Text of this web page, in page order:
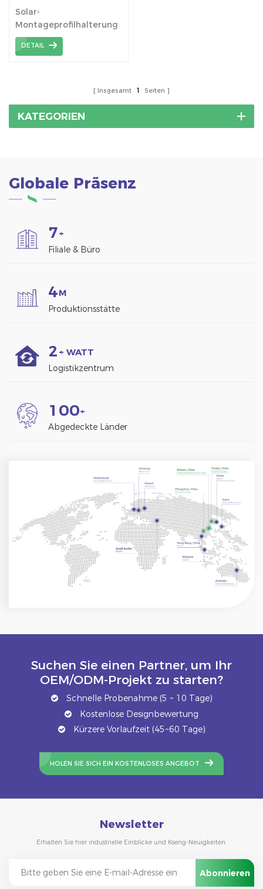
Solar-
Montageprofilhalterung
aus Aluminiumlegierung
6005-T5 – PV-Schienen.
DETAIL
Insgesamt 1 Seiten
KATEGORIEN
Globale Präsenz
7+
Filiale & Büro
4M
Produktionsstätte
2 + WATT
Logistikzentrum
1 00+
Abgedeckte Länder
Suchen Sie einen Partner, um Ihr
OEM/ODM-Projekt zu starten?
Schnelle Probenahme (5 ~ 10 Tage)
Kostenlose Designbewertung
Kürzere Vorlaufzeit (45~60 Tage)
HOLEN SIE SICH EIN KOSTENLOSES ANGEBOT
Newsletter
Erhalten Sie hier industrielle Einblicke und Kseng-Neuigkeiten.